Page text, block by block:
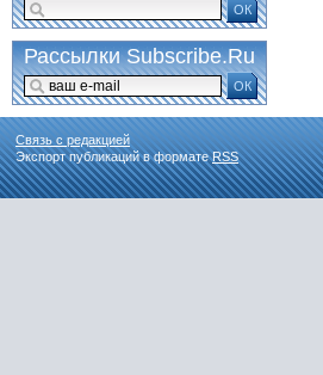
ОК
Рассылки Subscribe.Ru
ОК
Связь с редакцией
Экспорт публикаций в форматеRSS